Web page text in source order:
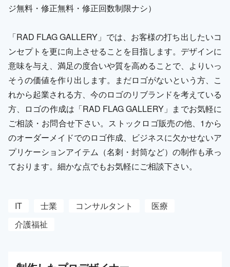
ジ無料・修正無料・修正回数制限ナシ）
「RAD FLAG GALLERY」では、お客様の打ち出したいコ
ンセプトを更に向上させることを目指します。デザインに
意味を与え、満足の度合いや質を高めることで、よりいっ
そうの価値を作り出します。まだロゴがないという方、こ
れから起業される方、今のロゴのリブランドを考えている
方、ロゴの作成は「RAD FLAG GALLERY」までお気軽に
ご相談・お問合せ下さい。ストックロゴ販売の他、1から
のオーダーメイドでのロゴ作成、ビジネスに欠かせないア
プリケーションアイテム（名刺・封筒など）の制作も承っ
ております。細かな点でもお気軽にご相談下さい。
IT 士業 コンサルタント
医療
介護福祉